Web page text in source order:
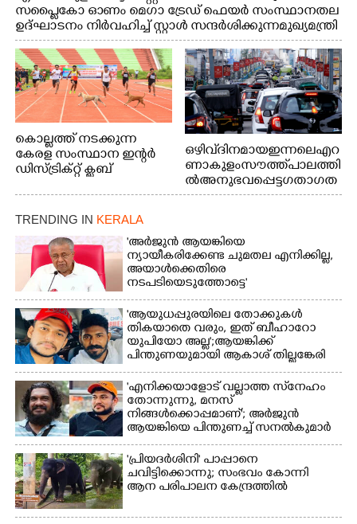
സപ്ളൈകോ ഓണം മെഗാ ട്രേഡ് ഫെയർ സംസ്ഥാനതല
ഉദ്ഘാടനം നിർവഹിച്ച് സ്റ്റാൾ സന്ദർശിക്കുന്ന മുഖ്യമന്ത്രി
വി.ഡി. സതീശൻ. മന്ത്രി അനൂപ് ജേക്കബ് സമീപം
കൊല്ലത്ത് നടക്കുന്ന
കേരള സംസ്ഥാന ഇന്റർ
ഡിസ്ട്രിക്റ്റ് ക്ലബ്
ചാമ്പ്യൻഷിപ്പിൽ അണ്ടർ
20 ആൺകുട്ടികളുടെ 200
മത്സരത്തിനിടെ സിന്തറ്റിക്
ട്രാക്കിന് കുറുകെ ഓടുന്ന
നായകൾ.
ഒഴിവ് ദിനമായ ഇന്നലെ എറ
ണാകുളം സൗത്ത് പാലത്തി
ൽ അനുഭവപ്പെട്ട ഗതാഗത
ക്കുരുക്ക്
TRENDING IN KERALA
'അർജുൻ ആയങ്കിയെ
ന്യായീകരിക്കേണ്ട ചുമതല എനിക്കില്ല,
അയാൾക്കെതിരെ
നടപടിയെടുത്തോട്ടെ'
'ആയുധപ്പുരയിലെ തോക്കുകൾ
തികയാതെ വരും, ഇത് ബീഹാറോ
യുപിയോ അല്ല';ആയങ്കിക്ക്
പിന്തുണയുമായി ആകാശ് തില്ലങ്കേരി
'എനിക്കയാളോട് വല്ലാത്ത സ്‌നേഹം
തോന്നുന്നു, മനസ്
നിങ്ങൾക്കൊപ്പമാണ്'; അർജുൻ
ആയങ്കിയെ പിന്തുണച്ച് സനൽകുമാർ
'പ്രിയദർശിനി' പാപ്പാനെ
ചവിട്ടിക്കൊന്നു; സംഭവം കോന്നി
ആന പരിപാലന കേന്ദ്രത്തിൽ